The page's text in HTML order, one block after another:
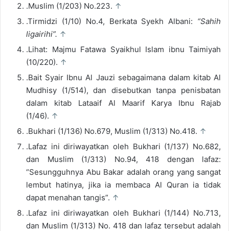
.Muslim (1/203) No.223. ↑
.Tirmidzi (1/10) No.4, Berkata Syekh Albani: “Sahih
ligairihi”. ↑
.Lihat: Majmu Fatawa Syaikhul Islam ibnu Taimiyah
(10/220). ↑
.Bait Syair Ibnu Al Jauzi sebagaimana dalam kitab Al
Mudhisy (1/514), dan disebutkan tanpa penisbatan
dalam kitab Lataaif Al Maarif Karya Ibnu Rajab
(1/46). ↑
.Bukhari (1/136) No.679, Muslim (1/313) No.418. ↑
.Lafaz ini diriwayatkan oleh Bukhari (1/137) No.682,
dan Muslim (1/313) No.94, 418 dengan lafaz:
“Sesungguhnya Abu Bakar adalah orang yang sangat
lembut hatinya, jika ia membaca Al Quran ia tidak
dapat menahan tangis”. ↑
.Lafaz ini diriwayatkan oleh Bukhari (1/144) No.713,
dan Muslim (1/313) No. 418 dan lafaz tersebut adalah